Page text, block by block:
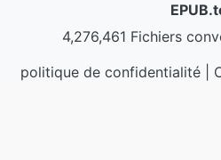
4,276,461 Fichiers
politique de confidentialité